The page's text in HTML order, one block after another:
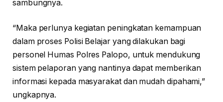
sambungnya.
“Maka perlunya kegiatan peningkatan kemampuan
dalam proses Polisi Belajar yang dilakukan bagi
personel Humas Polres Palopo, untuk mendukung
sistem pelaporan yang nantinya dapat memberikan
informasi kepada masyarakat dan mudah dipahami,”
ungkapnya.